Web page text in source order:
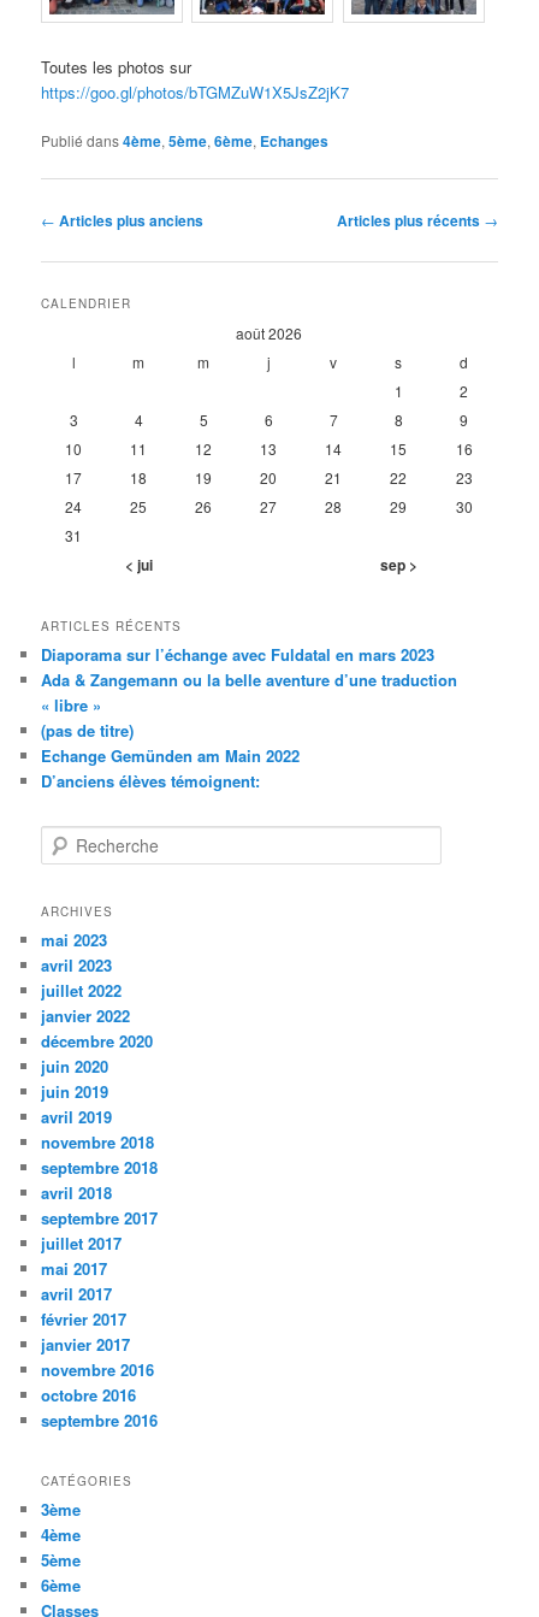
Toutes les photos sur
https://goo.gl/photos/bTGMZuW1X5JsZ2jK7
Publié dans4ème,5ème,6ème, Echanges
Navigation
articles
← Articles plus anciens Articles plus récents →
CALENDRIER
août 2026
l
m m j v s
d
1
2
3
4 5 6 7 8
9
10
11 12 13 14 15
16
17
18 19 20 21 22
23
24
25 26 27 28 29
30
31
< jui sep >
ARTICLES RÉCENTS
Diaporama sur l’échange avec Fuldatal en mars 2023
Ada & Zangemann ou la belle aventure d’une traduction
« libre »
(pas de titre)
Echange Gemünden am Main 2022
D’anciens élèves témoignent:
e
h
r
c
h
e
ARCHIVES
mai 2023
avril 2023
juillet 2022
janvier 2022
décembre 2020
juin 2020
juin 2019
avril 2019
novembre 2018
septembre 2018
avril 2018
septembre 2017
juillet 2017
mai 2017
avril 2017
février 2017
janvier 2017
novembre 2016
octobre 2016
septembre 2016
CATÉGORIES
3ème
4ème
5ème
6ème
Classes